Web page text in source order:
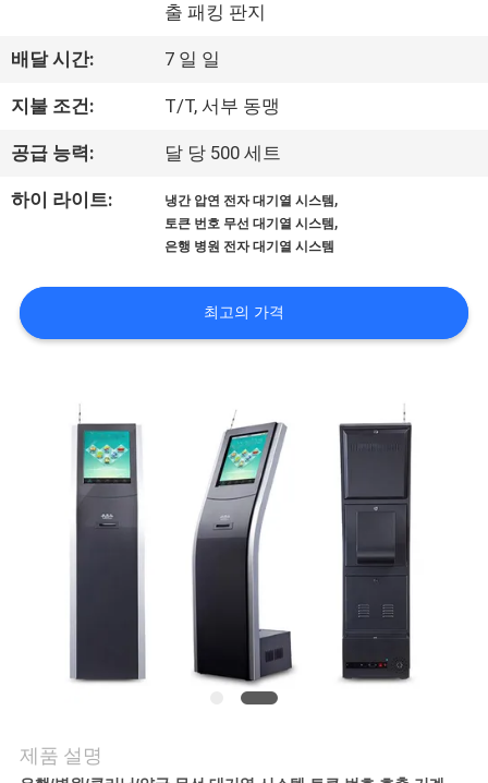
공
여
행
질
관
출 패킹 판지
배달 시간: 7 일 일
지불 조건: T/T, 서부 동맹
공급 능력: 달 당 500 세트
하이 라이트: 냉간 압연 전자 대기열 시스템 ,
토큰 번호 무선 대기열 시스템 ,
은행 병원 전자 대기열 시스템
최고의 가격
제품 설명